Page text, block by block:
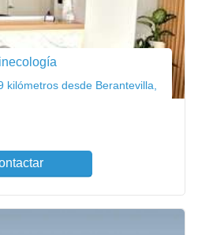
kilómetros desde Berantevilla,